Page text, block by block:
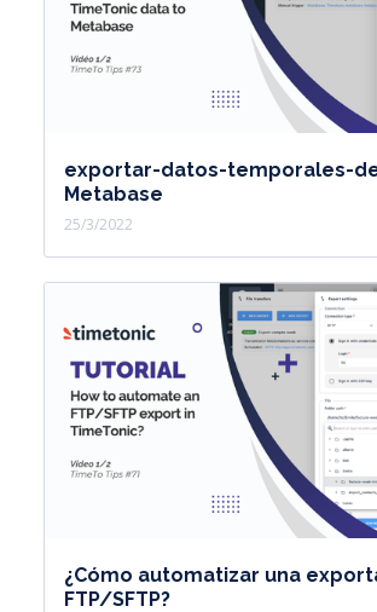
exportar-datos-temporales-
Metabase
25/3/2022
¿Cómo automatizar una
FTP/SFTP?